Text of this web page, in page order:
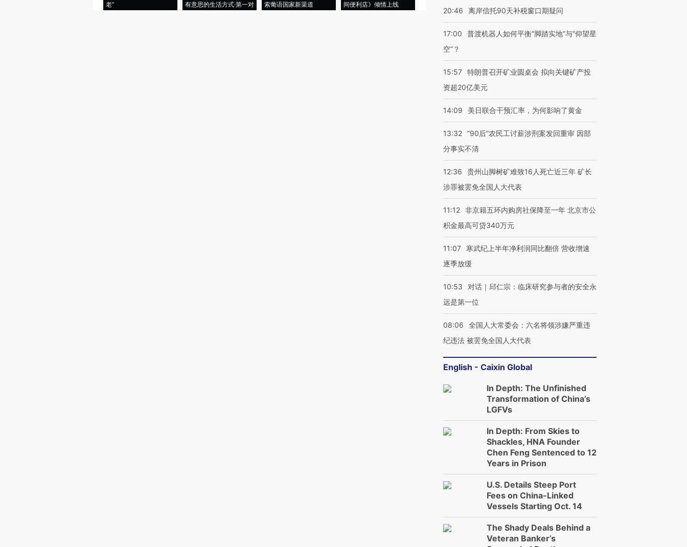
老”
有意思的生活方式·第一对
索葡语国家新渠道
间便利店》倾情上线
20:46 离岸信托90天补税窗口期疑问
17:00
普渡机器人如何平衡“脚踏实地”与“仰望星
空”？
15:57 特朗普召开矿业圆桌会 拟向关键矿产投
资超20亿美元
14:09 美日联合干预汇率，为何影响了黄金
13:32 “90后”农民工讨薪涉刑案发回重审 因部
分事实不清
12:36
贵州山脚树矿难致16人死亡近三年 矿长
涉罪被罢免全国人大代表
11:12 非京籍五环内购房社保降至一年 北京市公
积金最高可贷340万元
11:07
寒武纪上半年净利润同比翻倍 营收增速
逐季放缓
10:53
对话｜邱仁宗：临床研究参与者的安全永
远是第一位
08:06
全国人大常委会：六名将领涉嫌严重违
纪违法 被罢免全国人大代表
English - Caixin Global
In Depth: The Unfinished
Transformation of China’s
LGFVs
In Depth: From Skies to
Shackles, HNA Founder
Chen Feng Sentenced to 12
Years in Prison
U.S. Details Steep Port
Fees on China-Linked
Vessels Starting Oct. 14
The Shady Deals Behind a
Veteran Banker’s